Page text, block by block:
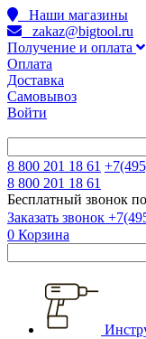
Наши магазины
zakaz@bigtool.ru
Получение и оплата
Оплата
Доставка
Самовывоз
Войти
8 800 201 18 61
8 800 201 18 61
Бесплатный звонок
Заказать звонок
0 Корзина